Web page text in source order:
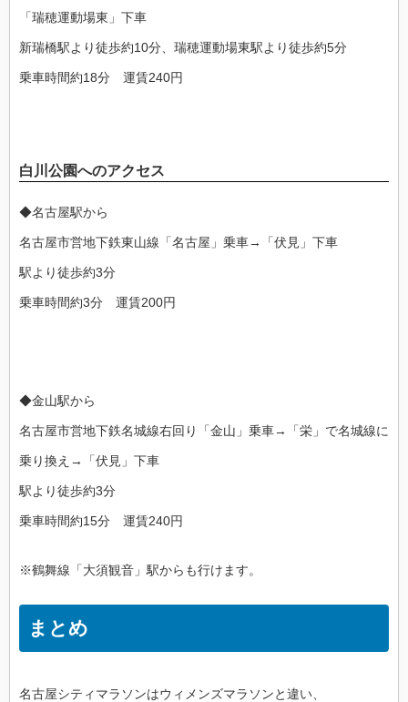
「瑞穂運動場東」下車
新瑞橋駅より徒歩約10分、瑞穂運動場東駅より徒歩約5分
乗車時間約18分 運賃240円
白川公園へのアクセス
◆名古屋駅から
名古屋市営地下鉄東山線「名古屋」乗車→「伏見」下車
駅より徒歩約3分
乗車時間約3分 運賃200円
◆金山駅から
名古屋市営地下鉄名城線右回り「金山」乗車→「栄」で名城線に
乗り換え→「伏見」下車
駅より徒歩約3分
乗車時間約15分 運賃240円
※鶴舞線「大須観音」駅からも行けます。
まとめ
名古屋シティマラソンはウィメンズマラソンと違い、